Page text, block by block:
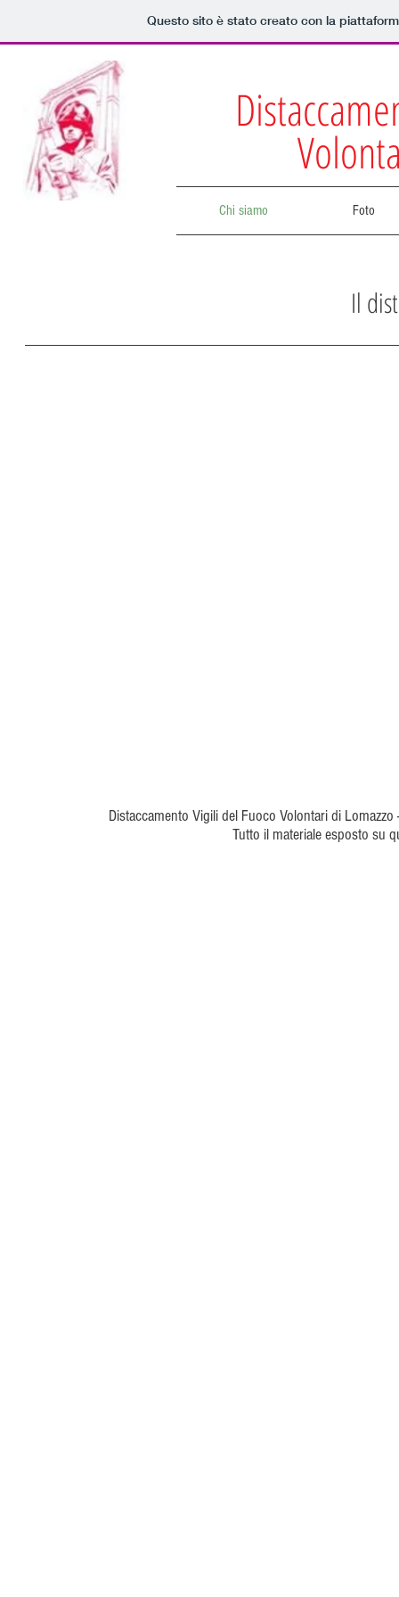
Questo sito è stato creato con la
Chi siamo Foto
Il
Distaccamento Vigili del Fuoco Volontari di
Tutto il materiale esposto su